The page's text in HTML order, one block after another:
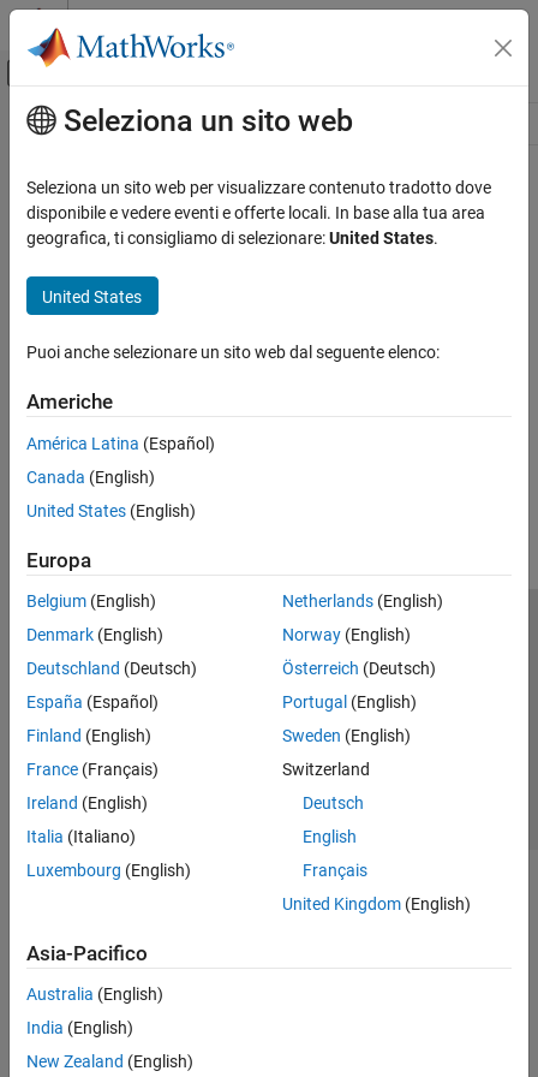
Vai al contenuto
Attiva/disattiva menu di navigazione
Risorsa
Stato
Contenuto principale
Seleziona un sito web
Seleziona un sito web per visualizzare contenuto tradotto dove
disponibile e vedere eventi e offerte locali. In base alla tua area
geografica, ti consigliamo di selezionare:United States.
United States
Puoi anche selezionare un sito web dal seguente elenco:
Americhe
América Latina (Español)
Canada (English)
United States (English)
Europa
Belgium (English)
Denmark (English)
Deutschland (Deutsch)
España (Español)
Finland (English)
France (Français)
Ireland (English)
Italia (Italiano)
Luxembourg (English)
Netherlands(English)
Norway(English)
Österreich (Deutsch)
Portugal (English)
Sweden (English)
Switzerland
Deutsch
English
Français
United Kingdom(English)
Asia-Pacifico
Australia (English)
India (English)
New Zealand (English)
Centro di fiducia
Informativa sulla privacy
Antipirateria
Stato dell'applicazione
Contatti
© 1994-2026 The MathWorks, Inc.